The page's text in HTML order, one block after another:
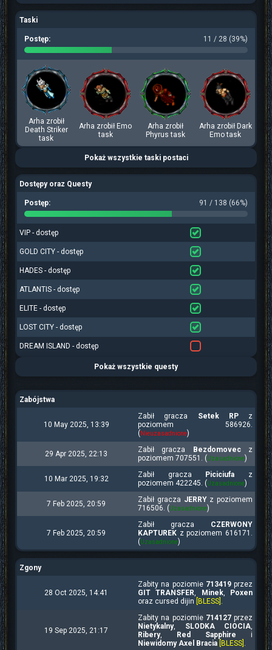
Taski
Postęp: 11 / 28 (39%)
Arha zrobił
Death Striker
task
Arha zrobił Emo
task
Arha zrobił
Phyrus task
Arha zrobił Dark
Emo task
Pokaż wszystkie taski postaci
Dostępy oraz Questy
Postęp: 91 / 138 (66%)
VIP - dostęp
GOLD CITY - dostęp
HADES - dostęp
ATLANTIS - dostęp
ELITE - dostęp
LOST CITY - dostęp
DREAM ISLAND - dostęp
Pokaż wszystkie questy
Zabójstwa
10 May 2025, 13:39
Zabił gracza Setek RPz
poziomem 586926.
( Nieuzasadnione)
29 Apr 2025, 22:13 Zabił gracza Bezdomovecz
poziomem 707551. ( Uzasadnione)
10 Mar 2025, 19:32 Zabił gracza Piciciufa z
poziomem 422245. ( Uzasadnione)
7 Feb 2025, 20:59 Zabił gracza JERRYz poziomem
716506. ( Uzasadnione)
7 Feb 2025, 20:59
Zabił gracza CZERWONY
KAPTUREK z poziomem 616171.
( Uzasadnione)
Zgony
28 Oct 2025, 14:41
Zabity na poziomie 713419przez
GIT TRANSFER, Minek,
Poxen
oraz cursed dijin
[BLESS] .
19 Sep 2025, 21:17
Zabity na poziomie 714127przez
Nietykalny, SLODKA CIOCIA,
Ribery, Red Sapphire i
Niewidomy Axel Bracia [BLESS] .